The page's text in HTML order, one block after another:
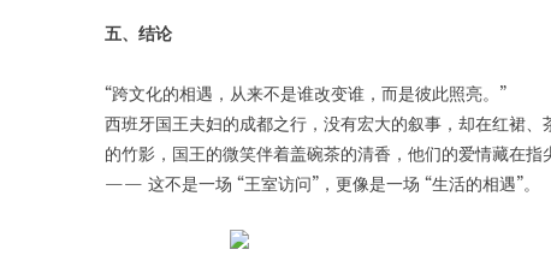
五、结论
“跨文化的相遇，从来不是谁改变谁，而是彼此照亮。”
西班牙国王夫妇的成都之行，没有宏大的叙事，却在红裙
的竹影，国王的微笑伴着盖碗茶的清香，他们的爱情藏在
—— 这不是一场 “王室访问”，更像是一场 “生活的相遇”。